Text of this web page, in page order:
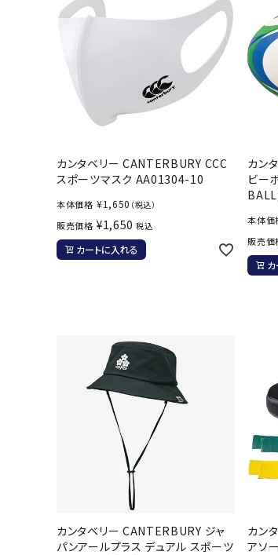
カンタベリー CANTERBURY CCC
スポーツマスク AA01304-10
本体価格 ¥1,650 （税込）
販売価格 ¥1,650 税込
カートに入れる
カン
ビー
本体価
販売価
カンタベリー CANTERBURY ジャ
パンアールプラス デュアル スポーツ
カン
アソ